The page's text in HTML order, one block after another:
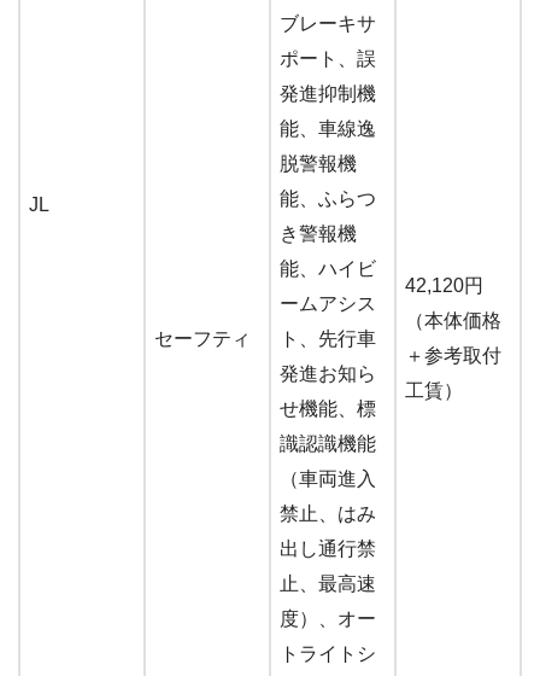
JL
セーフティ
ブレーキサ
ポート、誤
発進抑制機
能、車線逸
脱警報機
能、ふらつ
き警報機
能、ハイビ
ームアシス
ト、先行車
発進お知ら
せ機能、標
識認識機能
（車両進入
禁止、はみ
出し通行禁
止、最高速
度）、オー
トライトシ
42,120円
（本体価格
＋参考取付
工賃）